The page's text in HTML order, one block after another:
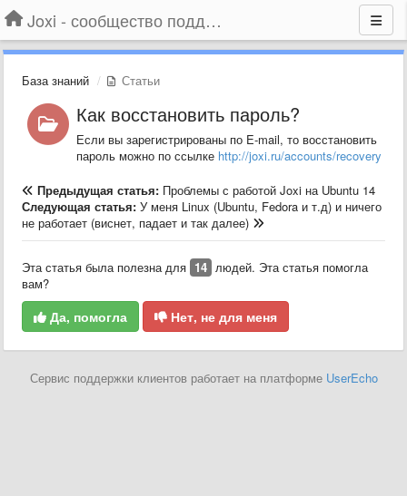
Joxi - сообщество поддержки
База знаний Статьи
Как восстановить пароль?
Если вы зарегистрированы по E-mail, то восстановить
пароль можно по ссылке http://joxi.ru/accounts/recovery
Предыдущая статья: Проблемы с работой Joxi на Ubuntu 14
Следующая статья: У меня Linux (Ubuntu, Fedora и т.д) и ничего
не работает (виснет, падает и так далее)
Эта статья была полезна для 14 людей. Эта статья помогла
вам?
Да, помогла Нет, не для меня
Сервис поддержки клиентов работает на платформе UserEcho